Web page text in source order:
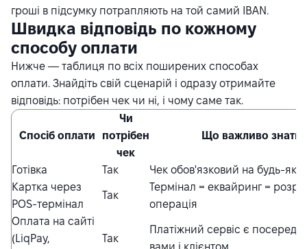
гроші в підсумку потрапляють на той самий IBAN.
Швидка відповідь по кожному
способу оплати
Нижче — таблиця по всіх поширених способах
оплати. Знайдіть свій сценарій і одразу отримайте
відповідь: потрібен чек чи ні, і чому саме так.
Спосіб оплати
Чи
потрібен
чек
Що важливо знати
Готівка Так
Чек обов'язковий на будь-яку
Картка через
POS-термінал
Так
Термінал = еквайринг =
операція
Оплата на сайті
(LiqPay,
Так
Платіжний сервіс є
вами і клієнтом